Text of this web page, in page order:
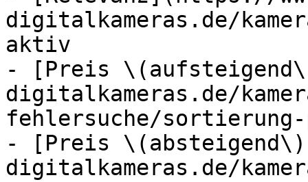
digitalkameras.de/
aktiv
- [Preis
digitalkameras.de/
fehlersuche/
- [Preis
digitalkameras.de/